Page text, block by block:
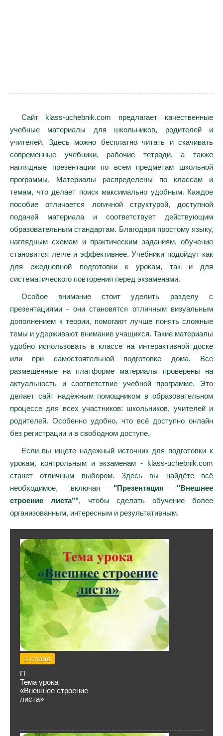
Сайт klass-uchebnik.com предлагает качественные
учебные материалы для школьников, родителей и
учителей. Здесь можно бесплатно читать и скачивать
современные учебники, рабочие тетради, а также
наглядные презентации по всем предметам школьной
программы. Материалы распределены по классам и
темам, что делает поиск максимально удобным. Каждое
пособие отличается логичной структурой, доступной
подачей материала и соответствует действующим
образовательным стандартам. Благодаря простому языку,
наглядным схемам и практическим заданиям, обучение
становится легче и эффективнее. Учебники подойдут как
для ежедневной подготовки к урокам, так и для
систематического повторения перед экзаменами.
Особое внимание стоит уделить разделу с
презентациями - они становятся отличным визуальным
дополнением к теории, помогают лучше понять сложные
темы и удерживают внимание учащихся. Такие материалы
удобно использовать в классе на интерактивной доске
или при самостоятельной подготовке дома. Все
размещённые на платформе материалы проверены на
актуальность и соответствие учебной программе. Это
делает сайт надёжным помощником в образовательном
процессе для всех участников: школьников, учителей и
родителей. Особенно удобно, что всё доступно онлайн
без регистрации и в свободном доступе.
Если вы ищете надежный источник для подготовки к
урокам, контрольным и экзаменам - klass-uchebnik.com
станет отличным выбором. Здесь вы найдёте всё
необходимое, включая "Презентация "Внешнее
строение листа"", чтобы сделать обучение более
организованным, интересным и результативным.
1 слайд
П
Тема урока
«Внешнее строение
листа»